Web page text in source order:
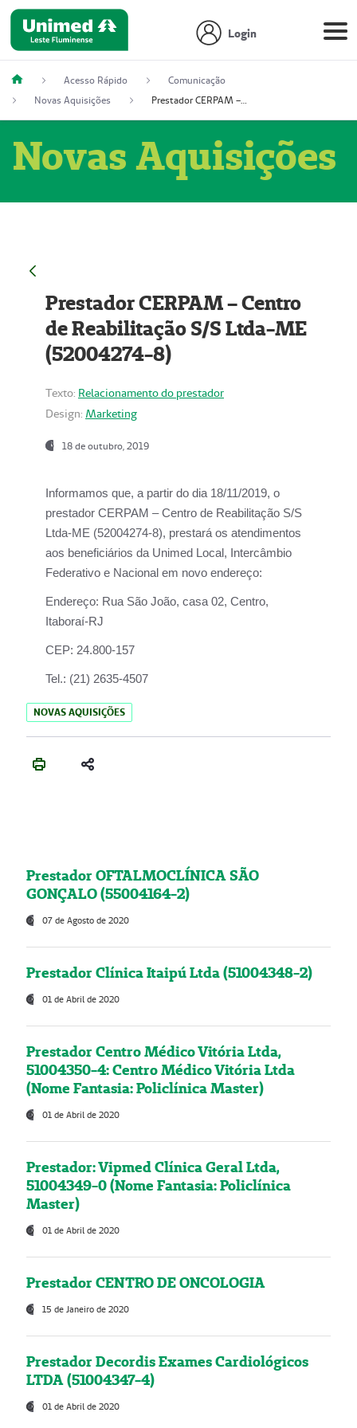
Login
Acesso Rápido
Comunicação
Novas Aquisições
Prestador CERPAM – Centro de Reabilitação S/S Ltda-ME (52004274-8)
Novas Aquisições
Prestador CERPAM – Centro
de Reabilitação S/S Ltda-ME
(52004274-8)
Texto: Relacionamento do prestador
Design: Marketing
18 de outubro, 2019
Informamos que, a partir do dia 18/11/2019, o
prestador CERPAM – Centro de Reabilitação S/S
Ltda-ME (52004274-8), prestará os atendimentos
aos beneficiários da Unimed Local, Intercâmbio
Federativo e Nacional em novo endereço:
Endereço: Rua São João, casa 02, Centro,
Itaboraí-RJ
CEP: 24.800-157
Tel.: (21) 2635-4507
NOVAS AQUISIÇÕES
Prestador OFTALMOCLÍNICA SÃO
GONÇALO (55004164-2)
07 de Agosto de 2020
Prestador Clínica Itaipú Ltda (51004348-2)
01 de Abril de 2020
Prestador Centro Médico Vitória Ltda,
51004350-4: Centro Médico Vitória Ltda
(Nome Fantasia: Policlínica Master)
01 de Abril de 2020
Prestador: Vipmed Clínica Geral Ltda,
51004349-0 (Nome Fantasia: Policlínica
Master)
01 de Abril de 2020
Prestador CENTRO DE ONCOLOGIA
15 de Janeiro de 2020
Prestador Decordis Exames Cardiológicos
LTDA (51004347-4)
01 de Abril de 2020